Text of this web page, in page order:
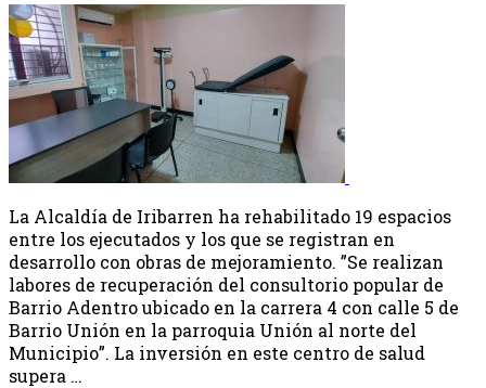
La Alcaldía de Iribarren ha rehabilitado 19 espacios
entre los ejecutados y los que se registran en
desarrollo con obras de mejoramiento. ”Se realizan
labores de recuperación del consultorio popular de
Barrio Adentro ubicado en la carrera 4 con calle 5 de
Barrio Unión en la parroquia Unión al norte del
Municipio”. La inversión en este centro de salud
supera …